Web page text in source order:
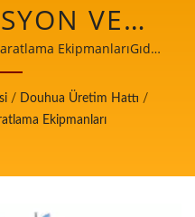
VE
DOUHUA
EkipmanlarıGıda
Tofu ve Soya Sütü
Lideri.
/ Douhua Üretim Hattı /
Ekipmanları